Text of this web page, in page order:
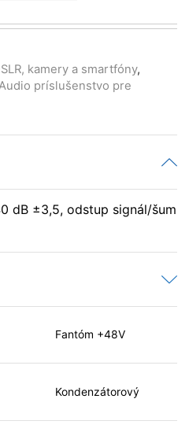
kamery a smartfóny,
Audio príslušenstvo pre
dB ±3,5, odstup signál/šum
Fantóm +48V
Kondenzátorový